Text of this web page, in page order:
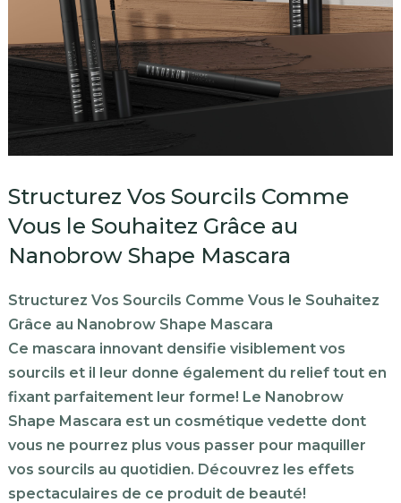
Structurez Vos Sourcils Comme
Vous le Souhaitez Grâce au
Nanobrow Shape Mascara
Structurez Vos Sourcils Comme Vous le Souhaitez
Grâce au Nanobrow Shape Mascara
Ce mascara innovant densifie visiblement vos
sourcils et il leur donne également du relief tout en
fixant parfaitement leur forme! Le Nanobrow
Shape Mascara est un cosmétique vedette dont
vous ne pourrez plus vous passer pour maquiller
vos sourcils au quotidien. Découvrez les effets
spectaculaires de ce produit de beauté!